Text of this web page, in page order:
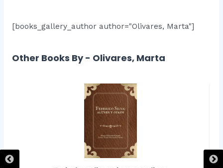
[books_gallery_author author="Olivares, Marta"]
Other Books By - Olivares, Marta